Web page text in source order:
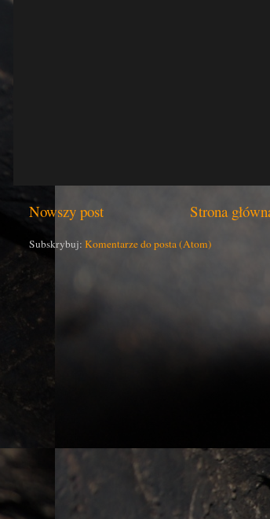
Nowszy post Strona
Subskrybuj: Komentarze do posta (Atom)